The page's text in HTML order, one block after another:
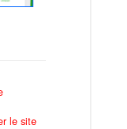
le site